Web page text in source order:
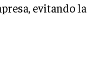
evitando la